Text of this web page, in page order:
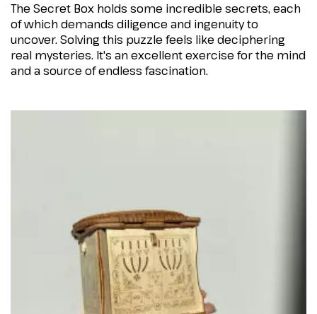
The Secret Box holds some incredible secrets, each
of which demands diligence and ingenuity to
uncover. Solving this puzzle feels like deciphering
real mysteries. It's an excellent exercise for the mind
and a source of endless fascination.